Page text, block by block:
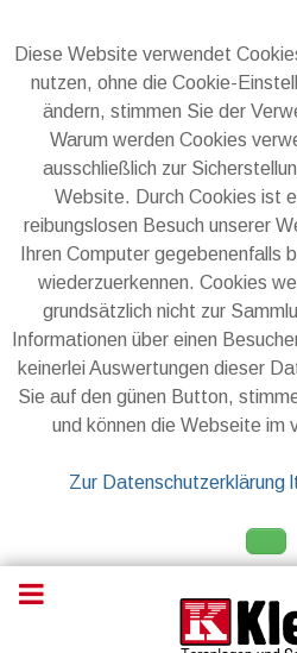
Diese Website verwendet
nutzen, ohne die Cookie-
ändern, stimmen Sie der
Warum werden Cookies
ausschließlich zur
Website. Durch Cookies ist
reibungslosen Besuch unserer
Ihren Computer gegebenenfalls
wiederzuerkennen. Cookies
grundsätzlich nicht zur
Informationen über einen
keinerlei Auswertungen dieser
Sie auf den günen Button,
und können die Webseite im
Zur Datenschutzerklärung